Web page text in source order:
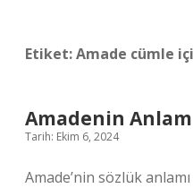
Etiket:Amade cümle
Amadenin
Tarih: Ekim 6, 2024
Amade’nin sözlük